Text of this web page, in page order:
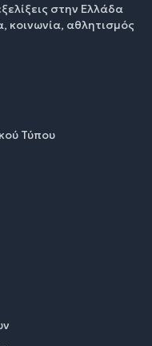
στην Ελλάδα
κοινωνία, αθλητισμός
Τύπου